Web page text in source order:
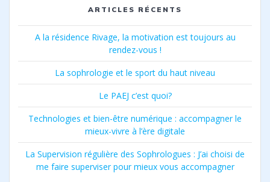
ARTICLES RÉCENTS
A la résidence Rivage, la motivation est toujours au
rendez-vous !
La sophrologie et le sport du haut niveau
Le PAEJ c’est quoi?
Technologies et bien-être numérique : accompagner le
mieux-vivre à l’ère digitale
La Supervision régulière des Sophrologues : J’ai choisi de
me faire superviser pour mieux vous accompagner